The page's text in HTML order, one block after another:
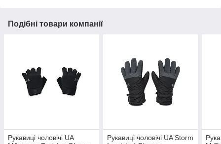
Подібні товари компанії
Рукавиці чоловічі UA
Рукавиці чоловічі UA Storm